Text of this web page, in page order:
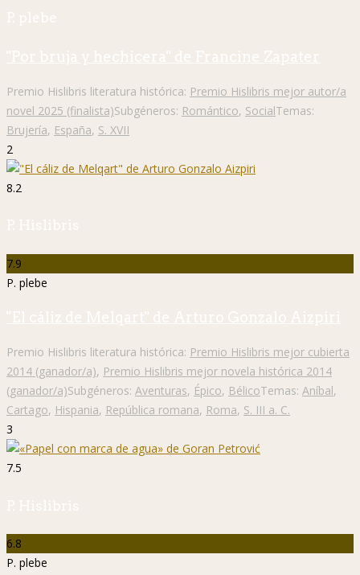
P. plebe
"Por bruja y hechicera" de Francine Zapater
Premio Hislibris literatura histórica: Premio Hislibris mejor autor/a
novel 2025 (finalista)Subgéneros: Romántico, SocialTemas:
Brujería, España, S. XVII
2
8.2
P. Hislibris
7.9
P. plebe
"El cáliz de Melqart" de Arturo Gonzalo Aizpiri
Premio Hislibris literatura histórica: Premio Hislibris mejor cubierta
2014 (ganador/a), Premio Hislibris mejor novela histórica 2014
(ganador/a)Subgéneros: Aventuras, Épico, BélicoTemas: Aníbal,
Cartago, Hispania, República romana, Roma, S. III a. C.
3
7.5
P. Hislibris
6.8
P. plebe